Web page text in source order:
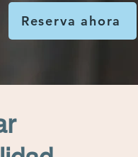
Reserva ahora